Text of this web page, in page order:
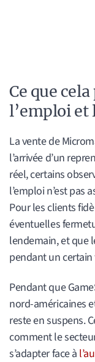
Ce que
l’emploi et
La vente de
l’arrivée d’un
réel, certains
l’emploi n’est pas
Pour les clients
éventuelles
lendemain, et que
pendant un
Pendant que
nord-américaines
reste en suspens.
comment le
s’adapter face à